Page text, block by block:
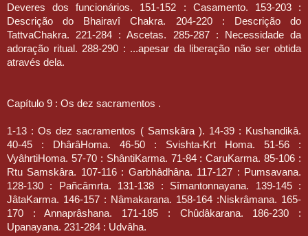
Deveres dos funcionários. 151-152 : Casamento. 153-203 :
Descrição do Bhairavî Chakra. 204-220 : Descrição do
TattvaChakra. 221-284 : Ascetas. 285-287 : Necessidade da
adoração ritual. 288-290 : ...apesar da liberação não ser obtida
através dela.
Capítulo 9 : Os dez sacramentos .
1-13 : Os dez sacramentos ( Samskâra ). 14-39 : Kushandikâ.
40-45 : DhârâHoma. 46-50 : Svishta-Krt Homa. 51-56 :
VyâhrtiHoma. 57-70 : ShântiKarma. 71-84 : CaruKarma. 85-106 :
Rtu Samskâra. 107-116 : Garbhâdhâna. 117-127 : Pumsavana.
128-130 : Pañcâmrta. 131-138 : Sîmantonnayana. 139-145 :
JâtaKarma. 146-157 : Nâmakarana. 158-164 :Niskrâmana. 165-
170 : Annaprâshana. 171-185 : Chûdâkarana. 186-230 :
Upanayana. 231-284 : Udvâha.